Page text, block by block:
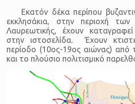
Εκατόν δέκα περίπου
εκκλησάκια, στην περιοχή
Λαυρεωτικής, έχουν
στην ιστοσελίδα. Έχουν
περίοδο (10ος-19ος αιώνας) από
και το πλούσιο πολιτισμικό